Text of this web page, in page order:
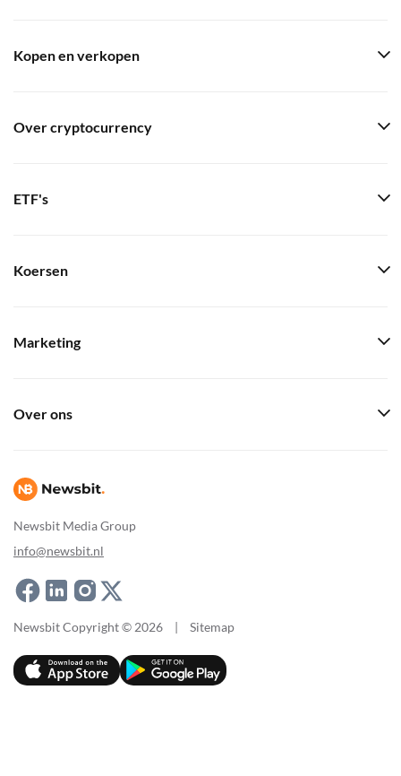
Newsbit Media Group
info@newsbit.nl
Kopen en verkopen
Over cryptocurrency
ETF's
Koersen
Marketing
Over ons
Newsbit Copyright © 2026 | Sitemap